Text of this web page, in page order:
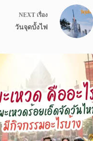
NEXT เรื่อง
วันจุดบั้งไฟ